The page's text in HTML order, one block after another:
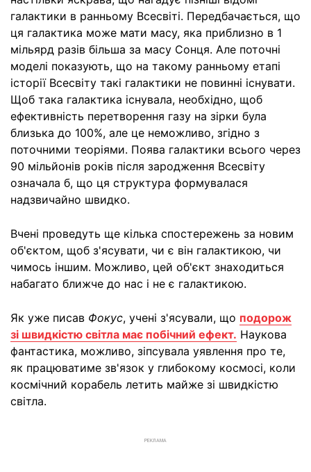
галактики в ранньому Всесвіті. Передбачається, що
ця галактика може мати масу, яка приблизно в 1
мільярд разів більша за масу Сонця. Але поточні
моделі показують, що на такому ранньому етапі
історії Всесвіту такі галактики не повинні існувати.
Щоб така галактика існувала, необхідно, щоб
ефективність перетворення газу на зірки була
близька до 100%, але це неможливо, згідно з
поточними теоріями. Поява галактики всього через
90 мільйонів років після зародження Всесвіту
означала б, що ця структура формувалася
надзвичайно швидко.
Вчені проведуть ще кілька спостережень за новим
об'єктом, щоб з'ясувати, чи є він галактикою, чи
чимось іншим. Можливо, цей об'єкт знаходиться
набагато ближче до нас і не є галактикою.
Як уже писав Фокус, учені з'ясували, що подорож
зі швидкістю світла має побічний ефект. Наукова
фантастика, можливо, зіпсувала уявлення про те,
як працюватиме зв'язок у глибокому космосі, коли
космічний корабель летить майже зі швидкістю
світла.
РЕКЛАМА